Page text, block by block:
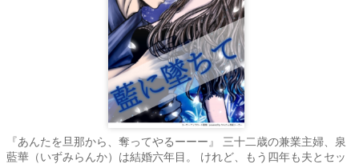
『あんたを旦那から、奪ってやるーーー』 三十二歳の兼業主婦、泉
藍華（いずみらんか）は結婚六年目。 けれど、もう四年も夫とセッ